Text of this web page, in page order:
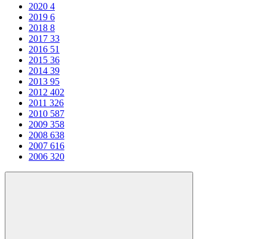
2020 4
2019 6
2018 8
2017 33
2016 51
2015 36
2014 39
2013 95
2012 402
2011 326
2010 587
2009 358
2008 638
2007 616
2006 320